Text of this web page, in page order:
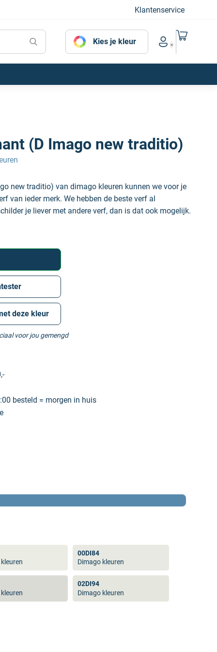
Klantenservice
Kies je kleur
Account menu
Naar mijn
(D Imago new traditio)
new traditio) van dimago kleuren kunnen we voor je
van ieder merk. We hebben de beste verf al
je liever met andere verf, dan is dat ook mogelijk.
deze kleur
voor jou gemengd
besteld = morgen in huis
00DI84
Dimago kleuren
02DI94
Dimago kleuren